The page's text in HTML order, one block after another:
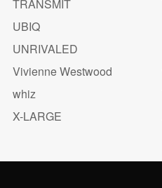
TRANSMIT
UBIQ
UNRIVALED
Vivienne Westwood
whiz
X-LARGE